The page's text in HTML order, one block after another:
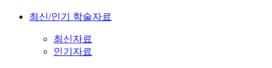
최신/인기 학술자료
최신자료
인기자료